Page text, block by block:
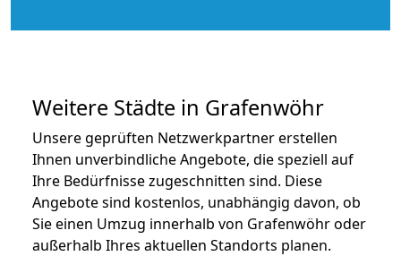
Weitere Städte in Grafenwöhr
Unsere geprüften Netzwerkpartner erstellen
Ihnen unverbindliche Angebote, die speziell auf
Ihre Bedürfnisse zugeschnitten sind. Diese
Angebote sind kostenlos, unabhängig davon, ob
Sie einen Umzug innerhalb von Grafenwöhr oder
außerhalb Ihres aktuellen Standorts planen.